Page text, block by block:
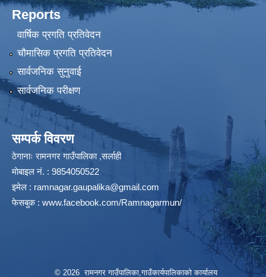
Reports
वार्षिक प्रगति प्रतिवेदन
चौमासिक प्रगति प्रतिवेदन
सार्वजनिक सुनुवाई
सार्वजनिक परीक्षण
सम्पर्क विवरण
ठेगानाः रामनगर गाउँपालिका ,सर्लाही
माेबाइल न‌ं. : 9854050522
इमेल : ramnagar.gaupalika@gmail.com
फेसबुक : www.facebook.com/Ramnagarmun/
© 2026 रामनगर गाउँपालिका,गाउँकार्यपालिकाको कार्यालय